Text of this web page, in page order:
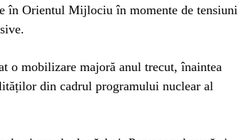
în Orientul Mijlociu în momente de tensiuni
o mobilizare majoră anul trecut, înaintea
din cadrul programului nuclear al